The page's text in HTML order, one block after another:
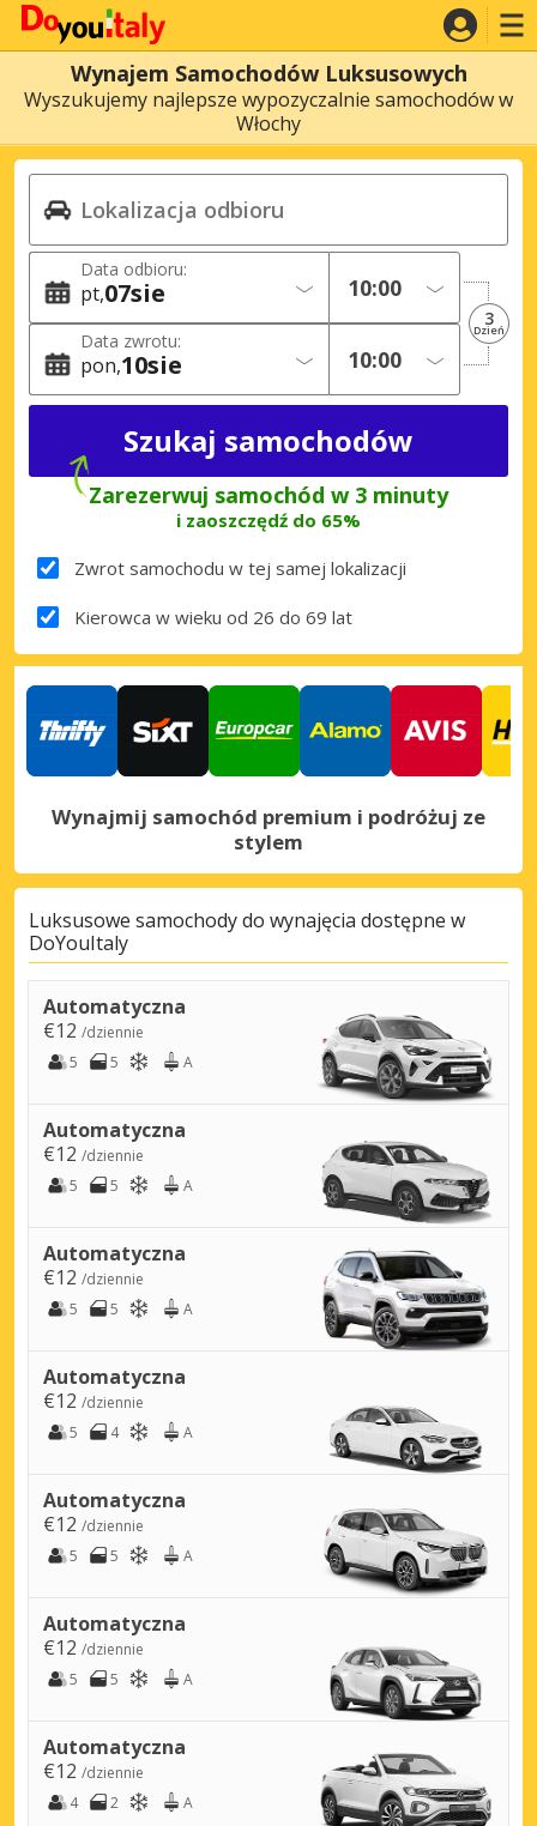
Wynajem Samochodów Luksusowych
Wyszukujemy najlepsze wypozyczalnie samochodów w
Włochy
Data odbioru:
pt 07sie
Data zwrotu:
pon 10sie
3
Dzień
Zarezerwuj samochód w 3 minuty
i zaoszczędź do 65%
Zwrot samochodu w tej samej lokalizacji
Kierowca w wieku od 26 do 69 lat
Wynajmij samochód premium i podróżuj ze
stylem
Luksusowe samochody do wynajęcia dostępne w
DoYouItaly
Automatyczna
€12 /dziennie
5
5 A
Automatyczna
€12 /dziennie
5
5 A
Automatyczna
€12 /dziennie
5
5 A
Automatyczna
€12 /dziennie
5
4 A
Automatyczna
€12 /dziennie
5
5 A
Automatyczna
€12 /dziennie
5
5 A
Automatyczna
€12 /dziennie
4
2 A